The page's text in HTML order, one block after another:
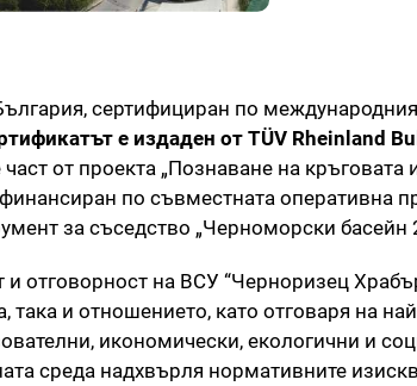
сертифициран по
е издаден от TÜV Rheinland
от проекта „Познаване на кръговата
по съвместната оперативна
за съседство „Черноморски басейн
отговорност на ВСУ “Черноризец
и отношението, като отговаря на
икономически, екологични и
среда надхвърля нормативните